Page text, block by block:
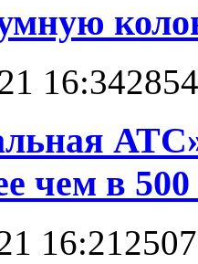
16:34
чем в 500
16:21